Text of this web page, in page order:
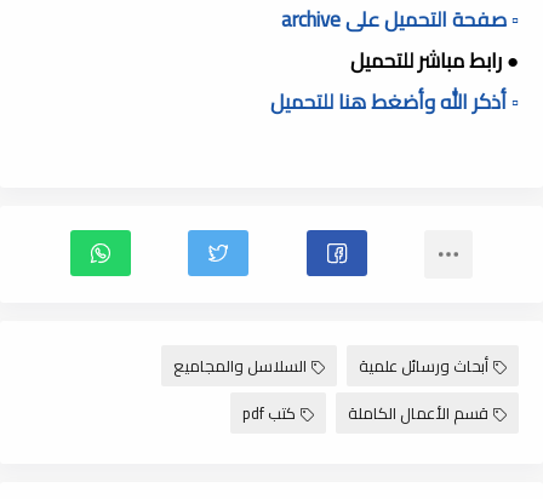
▫️ صفحة التحميل على archive
● رابط مباشر للتحميل
▫️ أذكر الله وأضغط هنا للتحميل
أبحاث ورسائل علمية
السلاسل والمجاميع
قسم الأعمال الكاملة
كتب pdf